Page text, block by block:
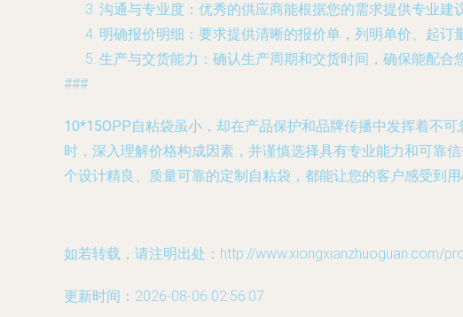
沟通与专业度 ：优秀的供应商能根据您的需求提供专业
明确报价明细 ：要求提供清晰的报价单，列明单价、起
生产与交货能力 ：确认生产周期和交货时间，确保能配合
###
10*15OPP自粘袋虽小，却在产品保护和品牌传播中发挥着不
时，深入理解价格构成因素，并谨慎选择具有专业能力和可靠
个设计精良、质量可靠的定制自粘袋，都能让您的客户感受到用
如若转载，请注明出处：http://www.xiongxianzhuoguan.com/
更新时间：2026-08-06 02:56:07